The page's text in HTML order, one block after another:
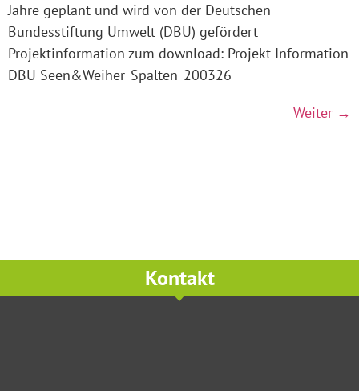
Jahre geplant und wird von der Deutschen
Bundesstiftung Umwelt (DBU) gefördert
Projektinformation zum download: Projekt-Information
DBU Seen&Weiher_Spalten_200326
Weiter →
Kontakt